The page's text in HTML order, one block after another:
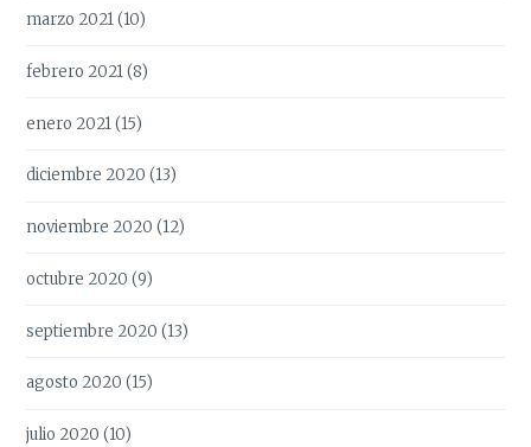
marzo 2021(10)
febrero 2021(8)
enero 2021(15)
diciembre 2020 (13)
noviembre 2020 (12)
octubre 2020 (9)
septiembre 2020 (13)
agosto 2020 (15)
julio 2020 (10)